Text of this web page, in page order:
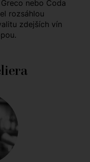
nebo Coda
rozsáhlou
zdejších vín